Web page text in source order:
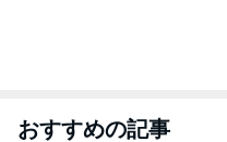
おすすめの記事